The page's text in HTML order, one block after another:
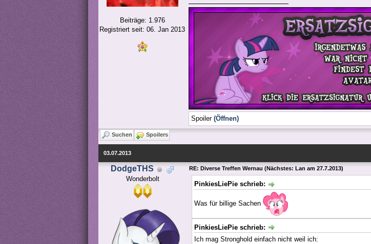
Beiträge: 1.976
Registriert seit: 06. Jan 2013
Spoiler (Öffnen)
Suchen Spoilers
03.07.2013
DodgeTHS
Wonderbolt
RE: Diverse Treffen Wernau (Nächstes: Lan am 27.7.2013)
PinkiesLiePie schrieb:
Was für billige Sachen
PinkiesLiePie schrieb:
Ich mag Stronghold einfach nicht weil ich: